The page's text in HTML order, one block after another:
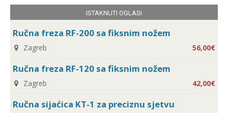
ISTAKNUTI OGLASI
Ručna freza RF-200 sa fiksnim nožem
Zagreb 56,00€
Ručna freza RF-120 sa fiksnim nožem
Zagreb 42,00€
Ručna sijaćica KT-1 za preciznu sjetvu